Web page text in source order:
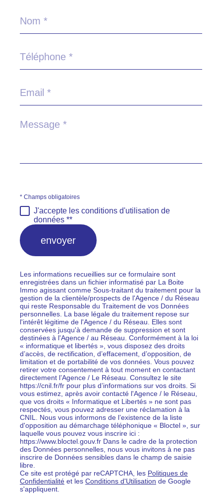
Nom
Téléphone
Email
Message
* Champs obligatoires
J'accepte les conditions d'utilisation de
données **
envoyer
Les informations recueillies sur ce formulaire sont
enregistrées dans un fichier informatisé par La Boite
Immo agissant comme Sous-traitant du traitement pour la
gestion de la clientèle/prospects de l'Agence / du Réseau
qui reste Responsable du Traitement de vos Données
personnelles. La base légale du traitement repose sur
l'intérêt légitime de l'Agence / du Réseau. Elles sont
conservées jusqu'à demande de suppression et sont
destinées à l'Agence / au Réseau. Conformément à la loi
« informatique et libertés », vous disposez des droits
d’accès, de rectification, d’effacement, d’opposition, de
limitation et de portabilité de vos données. Vous pouvez
retirer votre consentement à tout moment en contactant
directement l’Agence / Le Réseau. Consultez le site
https://cnil.fr/fr pour plus d’informations sur vos droits. Si
vous estimez, après avoir contacté l'Agence / le Réseau,
que vos droits « Informatique et Libertés » ne sont pas
respectés, vous pouvez adresser une réclamation à la
CNIL. Nous vous informons de l’existence de la liste
d'opposition au démarchage téléphonique « Bloctel », sur
laquelle vous pouvez vous inscrire ici :
https://www.bloctel.gouv.fr Dans le cadre de la protection
des Données personnelles, nous vous invitons à ne pas
inscrire de Données sensibles dans le champ de saisie
libre.
Ce site est protégé par reCAPTCHA, les Politiques de
Confidentialité et les Conditions d'Utilisation de Google
s'appliquent.